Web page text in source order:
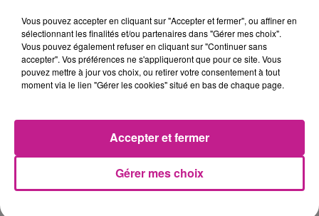
TITRES DIFFUSÉS
9h13
9h13
After Tonight
9h11
9h11
DJ GOJA
Mi Chico
9h08
9h08
Ensemble
Vous pouvez accepter en cliquant sur "Accepter et fermer", ou affiner en
sélectionnant les finalités et/ou partenaires dans "Gérer mes choix".
Vous pouvez également refuser en cliquant sur "Continuer sans
accepter". Vos préférences ne s'appliqueront que pour ce site. Vous
pouvez mettre à jour vos choix, ou retirer votre consentement à tout
moment via le lien "Gérer les cookies" situé en bas de chaque page.
Gérer mes choix
Accepter et fermer